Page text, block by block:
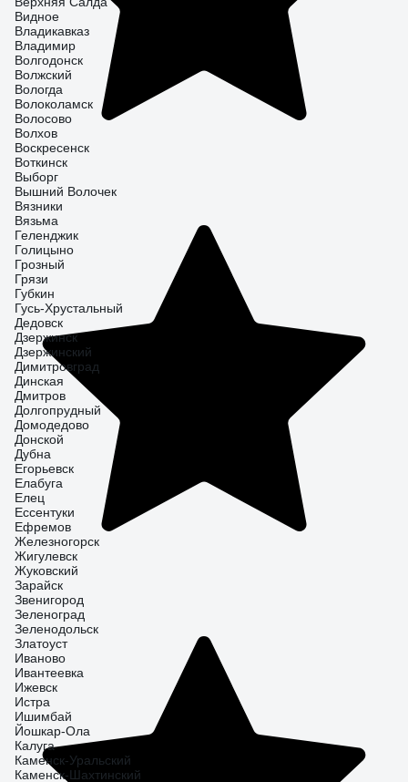
Видное
Владикавказ
Владимир
Волгодонск
Волжский
Вологда
Волоколамск
Волосово
Волхов
Воскресенск
Воткинск
Выборг
Вышний Волочек
Вязники
Вязьма
Геленджик
Голицыно
Грозный
Грязи
Губкин
Гусь-Хрустальный
Дедовск
Дзержинск
Дзержинский
Димитровград
Динская
Дмитров
Долгопрудный
Домодедово
Донской
Дубна
Егорьевск
Елабуга
Елец
Ессентуки
Ефремов
Железногорск
Жигулевск
Жуковский
Зарайск
Звенигород
Зеленоград
Зеленодольск
Златоуст
Иваново
Ивантеевка
Ижевск
Истра
Ишимбай
Йошкар-Ола
Калуга
Каменск-Уральский
Каменск-Шахтинский